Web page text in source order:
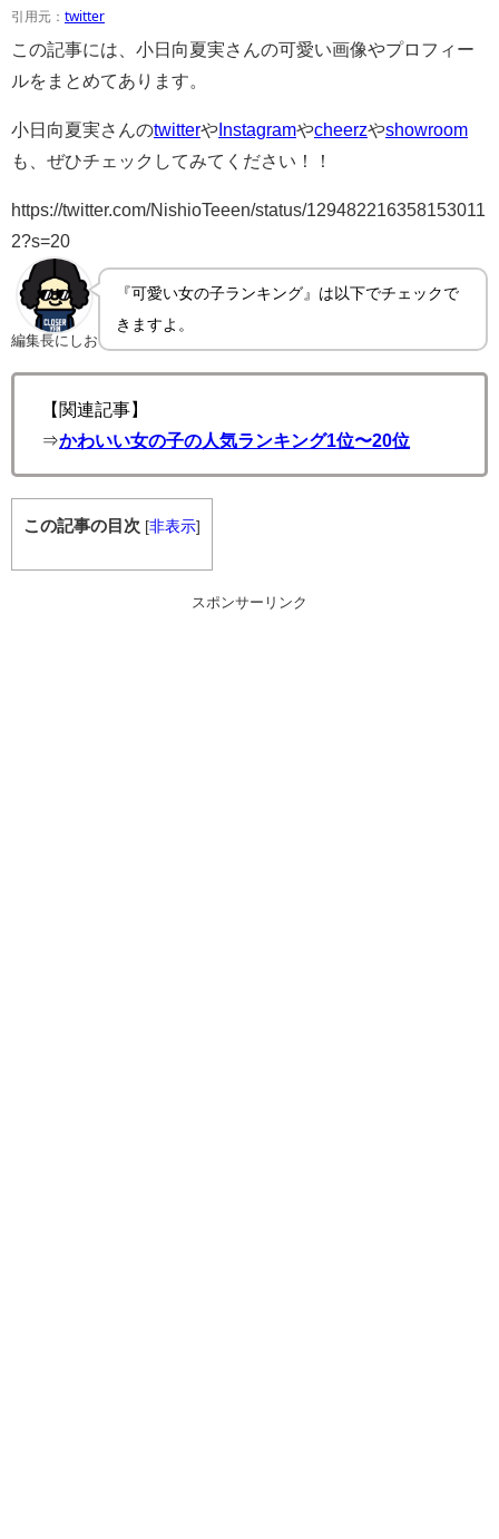
引用元： twitter
この記事には、小日向夏実さんの可愛い画像やプロフィー
ルをまとめてあります。
小日向夏実さんのtwitterや Instagramやcheerzやshowroom
も、ぜひチェックしてみてください！！
https://twitter.com/NishioTeeen/status/129482216358153011
2?s=20
編集長にしお
『可愛い女の子ランキング』は以下でチェックで
きますよ。
【関連記事】
⇒かわいい女の子の人気ランキング1位〜20位
この記事の目次 [非表示]
スポンサーリンク